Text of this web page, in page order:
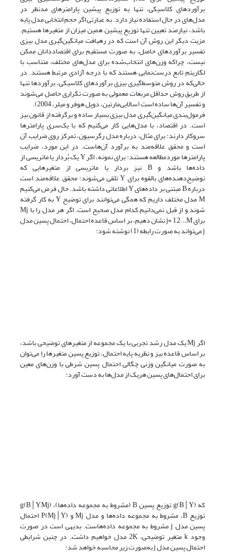
برآوردهای کلاسیکی، تنها به توزیع پیشین پارامترهای مدنظر در
مدل‌های در حال استفاده نیاز دارد. به ‌عبارتی اگر حجم انتخابی مدل پایه
باشد، نیازمند تعیین تنها توزیع پیشین همین میزان از متغیرها هستیم.
مزیت دیگر این روش آن است که در رهیافت میانگین‌گیری مدل بیزی
تفسیر برآوردهای حاصل، به‌ صورت مستقیم برای اقتصاددانان ممکن
نیست، چراکه وزن‌های انتخاب‌شده برای مدل‌های مختلف، متناسب با
لگاریتم تابع درست‌نمایی هستند که با درجه آزادی مرتبط هستند. در
حالی‌که در روش متوسط‌گیری بیزی برآوردهای کلاسیکی، برآوردها تنها
از طریق روش حداقل مربعات معمولی به‌ صورت تکراری حاصل می‌شوند
و تفسیر آن‌ها ساده است (سالایی‌مارتین، دوپل هوفر و میلر، 2004).
فرمول‌بندی میانگین‌گیری مدل بیزی بسیار ساده و برگرفته از قانون بیز
است. در اقتصاد، با مدل‌هایی کار می‌کنیم که با یک‌سری پارامترها
سروکار دارند؛ برای مثال، درباره مدل رگرسیون، تمرکز روی ضرایب آن
است و محقق علاقه‌مند به برآورد آن‌هاست. در این مورد، ضرایب
پارامترها مورد‌مطالعه هستند؛ برای نمونه، اگر Y یک بُردار یا ماتریسی از
داده‌ها باشد و B نیز بردار یا ماتریسی از متغیرهایی که
توضیح‌دهنده‌های بالقوه برای Y تلقی می‌شوند؛ محقق علاقه‌مند است
درباره B مبتنی بر داده‌های Y اطلاعاتی داشته باشد. حال فرض می‌کنیم
M مدل مختلف داریم که همگی می‌توانند برای توضیح Y به ‌کار گرفته
شوند و از قبل نمی‌دانیم کدام مدل صحیح است. اگر هر مدل را با Mj
برای j= 1,2,…,M نشان دهیم، بر اساس قاعده‌ احتمال، احتمال پسین مدل
j می‌تواند به ‌صورت رابطه (1) نوشته شود:
اگر Mj یک مدل رشد تجربی با یک مجموعه از متغیرهای توضیحی باشد،
بر اساس قاعده‌ بیز و نظریه پایه احتمال، توزیع پسین متغیرها را می‌توان
به ‌صورت میانگین وزنی چگالی احتمال پسین شرطی با وزن‌های معین
برای احتمال‌های پسین هریک از مدل‌ها به‌ دست آورد:
که g(B│Y) توزیع پسین B (مشروط به مجموعه داده‌ها)، g(B│Y,Mj)
توزیع B، مشروط به مجموعه داده‌ها و مدل Mj و P(Mj│Y) احتمال
پسین مدل j مشروط به مجموعه داده‌هاست. بدیهی است در صورت
وجود k متغیر توضیحی، 2K مدل خواهیم داشت. در چنین شرایطی
احتمال پسین مدل j به‌صورت زیر محاسبه خواهد شد: